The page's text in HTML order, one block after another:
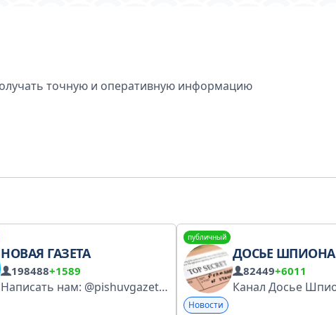
точную и оперативную информацию
НОВАЯ ГАЗЕТА
198488+1589
Написать нам: @pishuvgazetu_bot Номер заявления РКН: 5345728102
публичный
ДОСЬЕ ШПИОНА
82449+6011
Новости